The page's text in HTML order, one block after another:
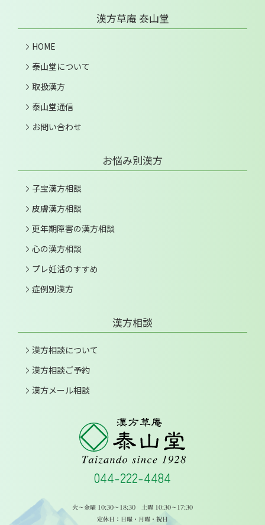
漢方草庵 泰山堂
HOME
泰山堂について
取扱漢方
泰山堂通信
お問い合わせ
お悩み別漢方
子宝漢方相談
皮膚漢方相談
更年期障害の漢方相談
心の漢方相談
プレ妊活のすすめ
症例別漢方
漢方相談
漢方相談について
漢方相談ご予約
漢方メール相談
044-222-4484
火～金曜 10:30～18:30 土曜 10:30～17:30
定休日：日曜・月曜・祝日